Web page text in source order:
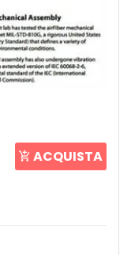
ACQUISTA